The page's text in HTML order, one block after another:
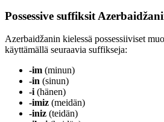
Possessive suffiksit
Azerbaidžanin kielessä possessiiviset
käyttämällä seuraavia suffikseja:
-im (minun)
-in (sinun)
-i (hänen)
-imiz (meidän)
-iniz (teidän)